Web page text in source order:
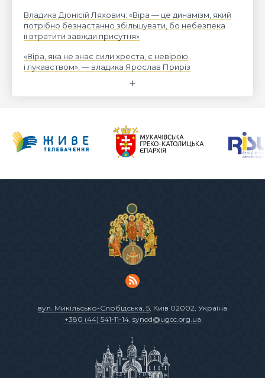
Владика Діонісій Ляхович: «Віра — це динамізм, який
потрібно безнастанно збільшувати, бо небезпека
її втратити завжди присутня»
«Віра, яка не знає сили хреста, є невірою
і лукавством», — владика Ярослав Приріз
вул. Микільсько-Слобідська, 5, Київ 02002, Україна
+380 (44) 541-11-14, synod@ugcc.org.ua